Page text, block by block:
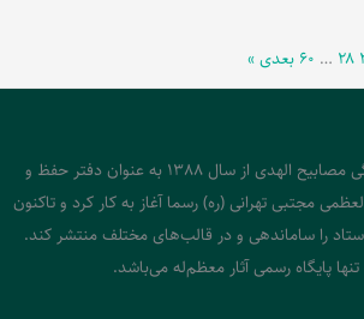
۲۸ … ۶۰ بعدی »
موسسه پژوهشی فرهنگی مصابیح الهدی از سال 1388 به عنوان دفتر حفظ و
مجتبی تهرانی (ره) رسما آغاز به کار کرد و تاکنون
را ساماندهی و در قالب‌های مختلف منتشر کند.
پایگاه رسمی آثار معظم‌له می‌باشد.